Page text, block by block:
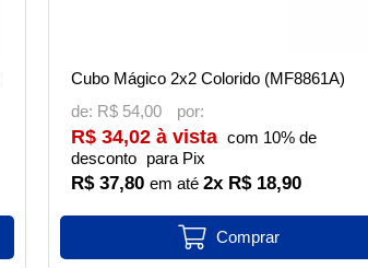
Cubo Mágico 2x2 Colorido (MF8861A)
de: R$ 54,00
R$ 37,80 2x R$ 18,90
R$ 34,02 à vista com 10% de
desconto para Pix